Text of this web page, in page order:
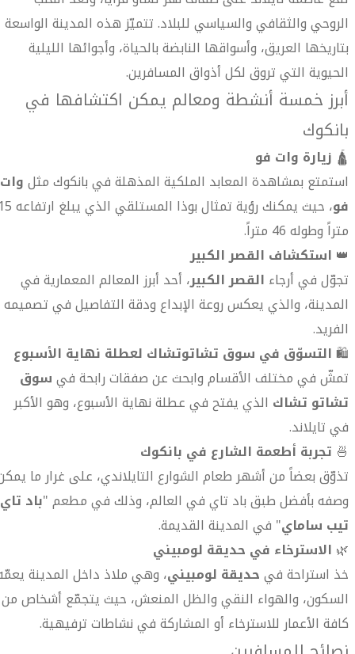
الروحي والثقافي والسياسي للبلاد. تتميّز هذه المدينة الواسعة
بتاريخها العريق، وأسواقها النابضة بالحياة، وأجوائها الليلية
الحيوية التي تروق لكل أذواق المسافرين.
أبرز خمسة أنشطة ومعالم يمكن اكتشافها في
بانكوك
🛕 زيارة وات فو
استمتع بمشاهدة المعابد الملكية المذهلة في بانكوك مثلوات
فو
، حيث يمكنك رؤية تمثال بوذا
متراً وطوله 46 متراً.
👑 استكشاف القصر الكبير
تجوّل في أرجاء القصر الكبير، أحد أبرز المعالم المعمارية في
المدينة، والذي يعكس روعة الإبداع ودقة التفاصيل في تصميمه
الفريد.
🛍️التسوّق في سوق تشاتوتشاك لعطلة نهاية الأسبوع
تمشّ في مختلف الأقسام وابحث عن صفقات رابحة فيسوق
تشاتو تشاك الذي يفتح في عطلة نهاية الأسبوع، وهو الأكبر
في تايلاند.
🍜 تجربة أطعمة الشارع في بانكوك
تذوّق بعضاً من أشهر طعام الشوارع التايلاندي، على غرار ما
وصفه بأفضل طبق باد تاي في العالم، وذلك في مطعم "باد تاي
تيب ساماي" في المدينة القديمة.
🌿 الاسترخاء في حديقة لومبيني
خذ استراحة فيحديقة لومبيني، وهي ملاذ داخل المدينة
السكون، والهواء النقي والظل المنعش، حيث يتجمّع أشخاص من
كافة الأعمار للاسترخاء أو المشاركة في نشاطات ترفيهية.